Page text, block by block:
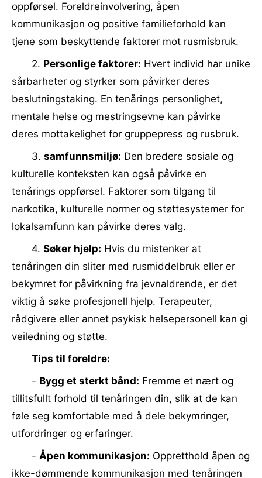
oppførsel. Foreldreinvolvering, åpen
kommunikasjon og positive familieforhold kan
tjene som beskyttende faktorer mot rusmisbruk.
2. Personlige faktorer: Hvert individ har unike
sårbarheter og styrker som påvirker deres
beslutningstaking. En tenårings personlighet,
mentale helse og mestringsevne kan påvirke
deres mottakelighet for gruppepress og rusbruk.
3. samfunnsmiljø: Den bredere sosiale og
kulturelle konteksten kan også påvirke en
tenårings oppførsel. Faktorer som tilgang til
narkotika, kulturelle normer og støttesystemer for
lokalsamfunn kan påvirke deres valg.
4. Søker hjelp: Hvis du mistenker at
tenåringen din sliter med rusmiddelbruk eller er
bekymret for påvirkning fra jevnaldrende, er det
viktig å søke profesjonell hjelp. Terapeuter,
rådgivere eller annet psykisk helsepersonell kan gi
veiledning og støtte.
Tips til foreldre:
- Bygg et sterkt bånd: Fremme et nært og
tillitsfullt forhold til tenåringen din, slik at de kan
føle seg komfortable med å dele bekymringer,
utfordringer og erfaringer.
- Åpen kommunikasjon: Oppretthold åpen og
ikke-dømmende kommunikasjon med tenåringen